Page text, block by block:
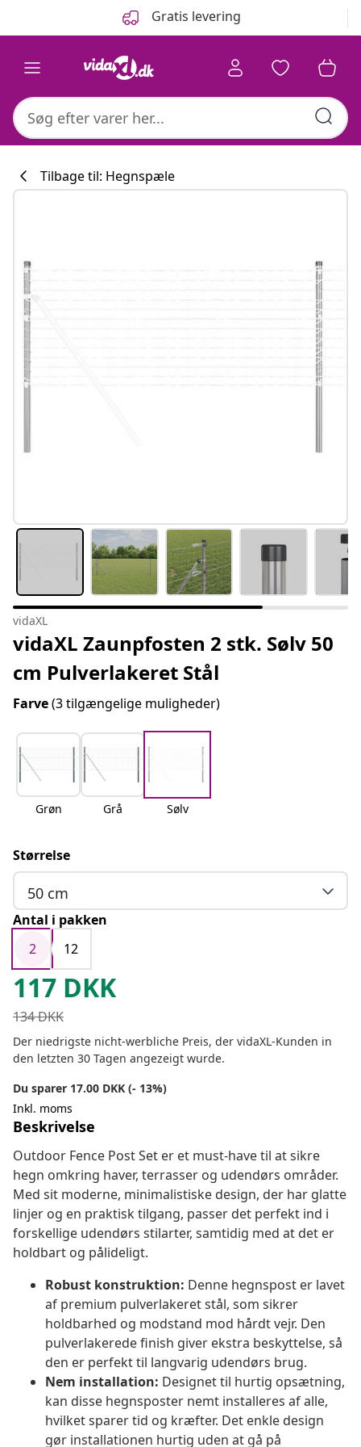
Gratis levering
Tilbage til: Hegnspæle
vidaXL
vidaXL Zaunpfosten 2 stk. Sølv 50
cm Pulverlakeret Stål
Farve(3 tilgængelige muligheder)
Grøn Grå Sølv
Størrelse
50 cm
Antal i pakken
2
12
117 DKK
134DKK
Der niedrigste nicht-werbliche Preis, der vidaXL-Kunden in
den letzten 30 Tagen angezeigt wurde.
Du sparer 17.00 DKK (- 13%)
Inkl. moms
Beskrivelse
Outdoor Fence Post Set er et must-have til at sikre
hegn omkring haver, terrasser og udendørs områder.
Med sit moderne, minimalistiske design, der har glatte
linjer og en praktisk tilgang, passer det perfekt ind i
forskellige udendørs stilarter, samtidig med at det er
holdbart og pålideligt.
Robust konstruktion: Denne hegnspost er lavet
af premium pulverlakeret stål, som sikrer
holdbarhed og modstand mod hårdt vejr. Den
pulverlakerede finish giver ekstra beskyttelse, så
den er perfekt til langvarig udendørs brug.
Nem installation: Designet til hurtig opsætning,
kan disse hegnsposter nemt installeres af alle,
hvilket sparer tid og kræfter. Det enkle design
gør installationen hurtig uden at gå på